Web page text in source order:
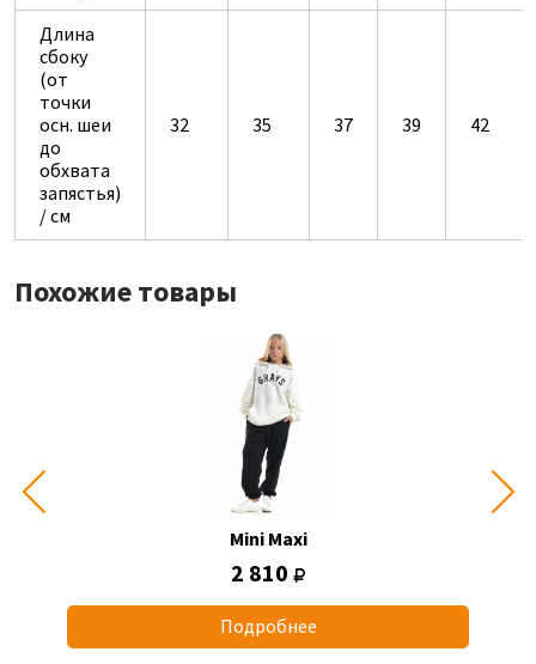
Длина
сбоку
(от
точки
осн. шеи
до
обхвата
запястья)
/ см
32 35 37 39 42
Похожие товары
Mini Maxi
2 810
Подробнее